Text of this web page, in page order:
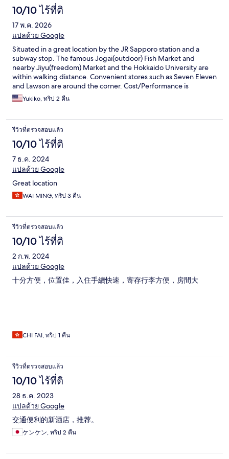
10/10 ไร้ที่ติ
17 พ.ค. 2026
แปลด้วย Google
Situated in a great location by the JR Sapporo station and a
subway stop. The famous Jogai(outdoor) Fish Market and
nearby Jiyu(freedom) Market and the Hokkaido University are
within walking distance. Convenient stores such as Seven Eleven
and Lawson are around the corner. Cost/Performance is
excellent.
Yukiko, ทริป 2 คืน
รีวิวที่ตรวจสอบแล้ว
10/10 ไร้ที่ติ
7 ธ.ค. 2024
แปลด้วย Google
Great location
WAI MING, ทริป 3 คืน
รีวิวที่ตรวจสอบแล้ว
10/10 ไร้ที่ติ
2 ก.พ. 2024
แปลด้วย Google
十分方便，位置佳，入住手續快速，寄存行李方便，房間大
CHI FAI, ทริป 1 คืน
รีวิวที่ตรวจสอบแล้ว
10/10 ไร้ที่ติ
28 ธ.ค. 2023
แปลด้วย Google
交通便利的新酒店，推荐。
ケンケン, ทริป 2 คืน